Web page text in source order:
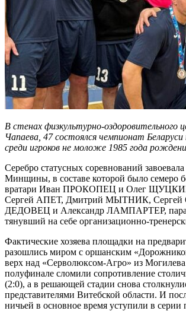
В стенах физкультурно-оздоровительного
Чапаева, 47 состоялся чемпионат
среди игроков не моложе 1985 года
Серебро статусных соревнований
Минщины, в составе которой было семеро
вратари Иван ПРОКОПЕЦ и Олег
Сергей АПЕТ, Дмитрий МЫТНИК,
ДЕДОВЕЦ и Александр ЛАМПАРТЕР,
тянувший на себе организационно-
Фактические хозяева площадки на
разошлись миром с оршанским
верх над «Серволюксом-Агро» из
полуфинале сломили сопротивление
(2:0), а в решающей стадии снова
представителями Витебской области. И
ничьей в основное время уступили в серии